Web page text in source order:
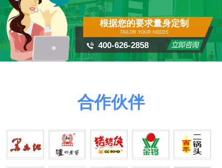
根据您的要求量身定制
TAILOR YOUR NEEDS
400-626-2858
合作伙伴